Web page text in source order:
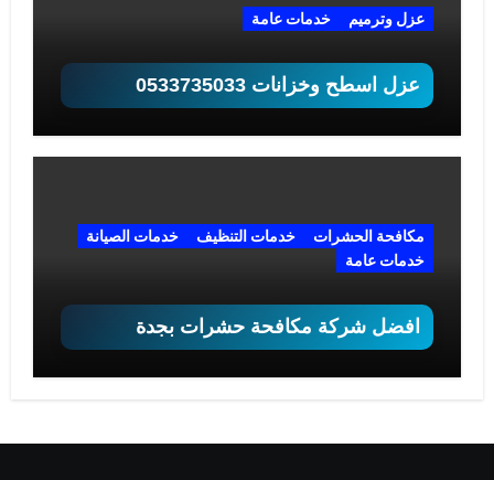
عزل وترميم خدمات عامة
عزل اسطح وخزانات 0533735033
مكافحة الحشرات خدمات التنظيف
خدمات الصيانة
خدمات عامة
افضل شركة مكافحة حشرات بجدة